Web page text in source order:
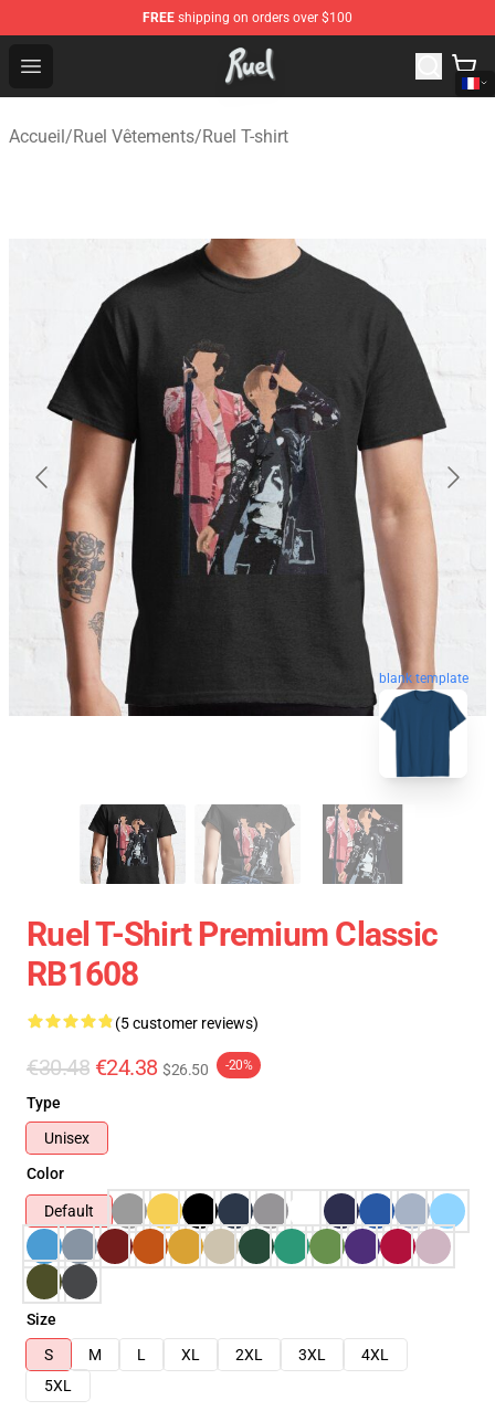
FREE shipping on orders over $100
Open menu
Ruel Store - Official Ruel Merchandise Shop
Accueil/Ruel Vêtements/Ruel T-shirt
blank template
Ruel T-Shirt Premium Classic
RB1608
(5 customer reviews)
€30.48 €24.38 $26.50 -20%
Type
Unisex
Color
Default
Size
S
M L XL 2XL 3XL
4XL
5XL